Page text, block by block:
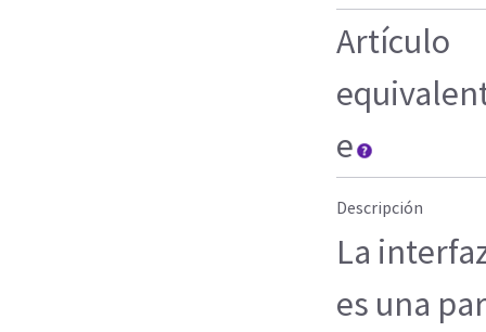
Artículo
e
Descripción
La
es una